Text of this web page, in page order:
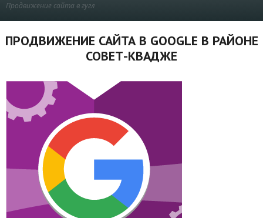
Продвижение сайта в гугл
ПРОДВИЖЕНИЕ САЙТА В GOOGLE В РАЙОНЕ
СОВЕТ-КВАДЖЕ